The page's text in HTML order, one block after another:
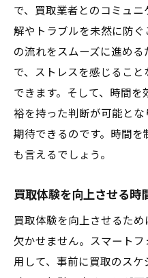
買取における時
効率的な時間割
広島県呉市での
で、買取業者とのコミュ
解やトラブルを未然に防
の流れをスムーズに進め
で、ストレスを感じるこ
できます。そして、時間
裕を持った判断が可能と
期待できるのです。時間を
も言えるでしょう。
買取体験を向上させる時
買取体験を向上させるた
欠かせません。スマート
用して、事前に買取のスケ